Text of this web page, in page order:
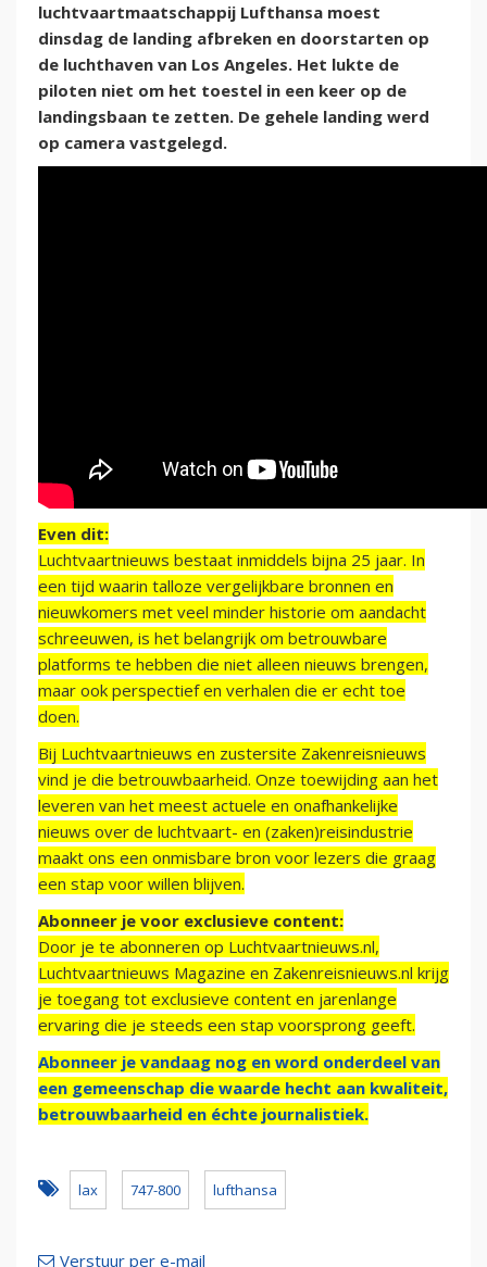
luchtvaartmaatschappij Lufthansa moest
dinsdag de landing afbreken en doorstarten op
de luchthaven van Los Angeles. Het lukte de
piloten niet om het toestel in een keer op de
landingsbaan te zetten. De gehele landing werd
op camera vastgelegd.
Even dit:
Luchtvaartnieuws bestaat inmiddels bijna 25 jaar. In
een tijd waarin talloze vergelijkbare bronnen en
nieuwkomers met veel minder historie om aandacht
schreeuwen, is het belangrijk om betrouwbare
platforms te hebben die niet alleen nieuws brengen,
maar ook perspectief en verhalen die er echt toe
doen.
Bij Luchtvaartnieuws en zustersite Zakenreisnieuws
vind je die betrouwbaarheid. Onze toewijding aan het
leveren van het meest actuele en onafhankelijke
nieuws over de luchtvaart- en (zaken)reisindustrie
maakt ons een onmisbare bron voor lezers die graag
een stap voor willen blijven.
Abonneer je voor exclusieve content:
Door je te abonneren op Luchtvaartnieuws.nl,
Luchtvaartnieuws Magazine en Zakenreisnieuws.nl krijg
je toegang tot exclusieve content en jarenlange
ervaring die je steeds een stap voorsprong geeft.
Abonneer je vandaag nog en word onderdeel van
een gemeenschap die waarde hecht aan kwaliteit,
betrouwbaarheid en échte journalistiek.
lax 747-800 lufthansa
Verstuur per e-mail